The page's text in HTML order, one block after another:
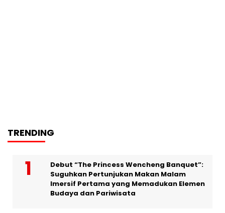
TRENDING
Debut “The Princess Wencheng Banquet”:
Suguhkan Pertunjukan Makan Malam
Imersif Pertama yang Memadukan Elemen
Budaya dan Pariwisata